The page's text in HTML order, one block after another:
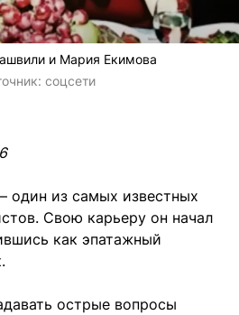
и Мария Екимова
соцсети
из самых известных
Свою карьеру он начал
как эпатажный
острые вопросы